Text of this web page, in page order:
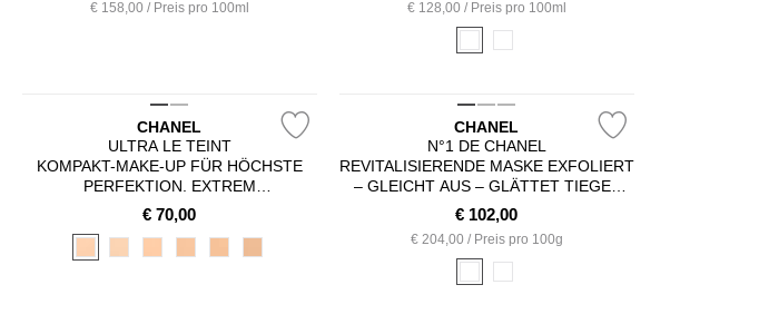
€ 158,00 / Preis pro 100ml € 128,00 / Preis pro 100ml
CHANEL
ULTRA LE TEINT
KOMPAKT-MAKE-UP FÜR HÖCHSTE
PERFEKTION. EXTREM
LANGANHALTEND. HOHER
TRAGEKOMFORT
€70,00
CHANEL
N°1 DE CHANEL
REVITALISIERENDE MASKE EXFOLIERT
– GLEICHT AUS – GLÄTTET TIEGEL
50G
€ 102,00
€ 204,00 / Preis pro 100g